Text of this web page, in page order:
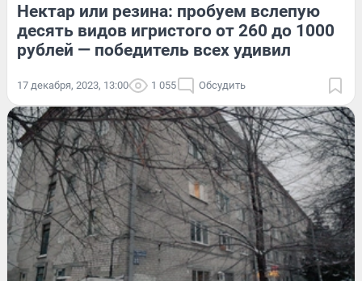
Нектар или резина: пробуем вслепую
десять видов игристого от 260 до 1000
рублей — победитель всех удивил
17 декабря, 2023, 13:00 1 055 Обсудить